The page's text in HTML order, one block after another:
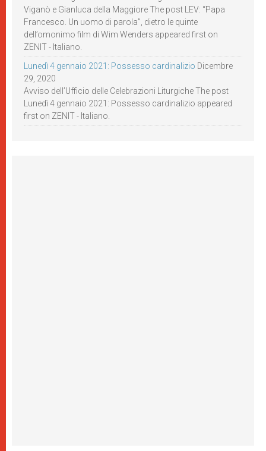
Viganò e Gianluca della Maggiore The post LEV: “Papa
Francesco. Un uomo di parola”, dietro le quinte
dell’omonimo film di Wim Wenders appeared first on
ZENIT - Italiano.
Lunedì 4 gennaio 2021: Possesso cardinalizio Dicembre
29, 2020
Avviso dell’Ufficio delle Celebrazioni Liturgiche The post
Lunedì 4 gennaio 2021: Possesso cardinalizio appeared
first on ZENIT - Italiano.